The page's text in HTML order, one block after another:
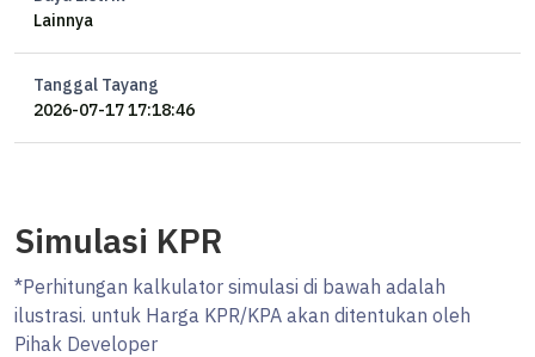
Lainnya
Tanggal Tayang
2026-07-17 17:18:46
Simulasi KPR
*Perhitungan kalkulator simulasi di bawah adalah
ilustrasi. untuk Harga KPR/KPA akan ditentukan oleh
Pihak Developer